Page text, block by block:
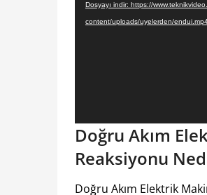
Dosyayı indir: https://
content/uploads/uyelerden/
Doğru Akım
Reaksiyonu
Doğru Akım Elektrik